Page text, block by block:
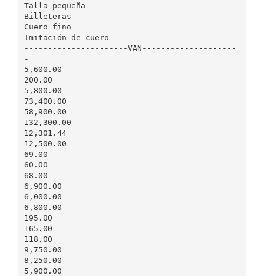
Talla pequeña
Billeteras
Cuero fino
Imitación de cuero
----------------------VAN--------------------
-
5,600.00
200.00
5,800.00
73,400.00
58,900.00
132,300.00
12,301.44
12,500.00
69.00
60.00
68.00
6,900.00
6,000.00
6,800.00
195.00
165.00
118.00
9,750.00
8,250.00
5,900.00